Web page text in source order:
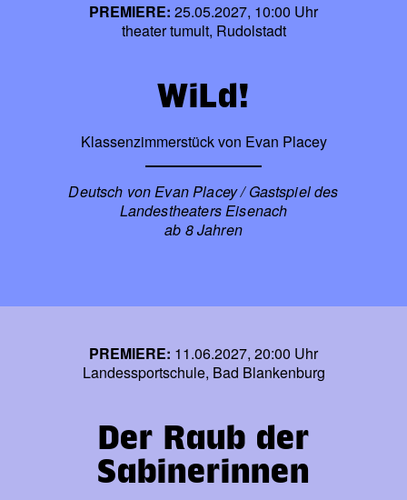
PREMIERE: 25.05.2027, 10:00 Uhr
theater tumult, Rudolstadt
WiLd!
Klassenzimmerstück von Evan Placey
Deutsch von Evan Placey / Gastspiel des
Landestheaters Eisenach
ab 8 Jahren
PREMIERE: 11.06.2027, 20:00 Uhr
Landessportschule, Bad Blankenburg
Der Raub der
Sabinerinnen